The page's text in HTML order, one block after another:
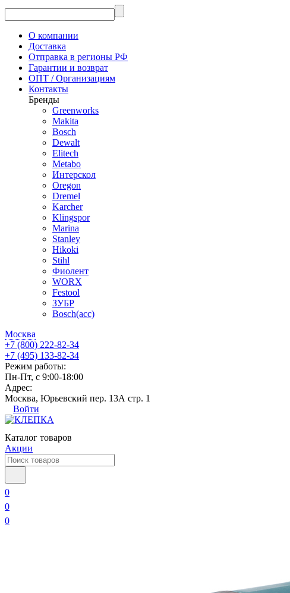
О компании
Доставка
Отправка в регионы РФ
Гарантии и возврат
ОПТ / Организациям
Контакты
Бренды
Greenworks
Makita
Bosch
Dewalt
Elitech
Metabo
Интерскол
Oregon
Dremel
Karcher
Klingspor
Marina
Stanley
Hikoki
Stihl
Фиолент
WORX
Festool
ЗУБР
Bosch(acc)
Москва
+7 (800) 222-82-34
+7 (495) 133-82-34
Режим работы:
Пн-Пт, с 9:00-18:00
Адрес:
Москва, Юрьевский пер. 13А стр. 1
Войти
Каталог товаров
Акции
0
0
0